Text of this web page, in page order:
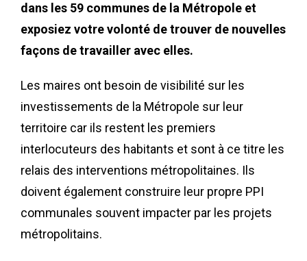
dans les 59 communes de la Métropole et
exposiez votre volonté de trouver de nouvelles
façons de travailler avec elles.
Les maires ont besoin de visibilité sur les
investissements de la Métropole sur leur
territoire car ils restent les premiers
interlocuteurs des habitants et sont à ce titre les
relais des interventions métropolitaines. Ils
doivent également construire leur propre PPI
communales souvent impacter par les projets
métropolitains.